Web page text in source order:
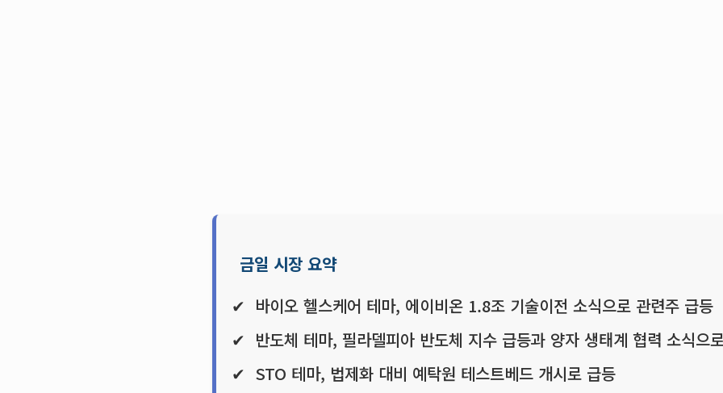
금일 시장 요약
바이오 헬스케어 테마, 에이비온 1.8조 기술이전 소식으로 관련주 급등
반도체 테마, 필라델피아 반도체 지수 급등과 양자 생태계 협력 소식으
STO 테마, 법제화 대비 예탁원 테스트베드 개시로 급등